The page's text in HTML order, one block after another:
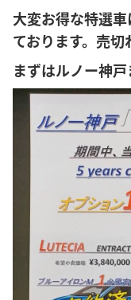
大変お得な特選
ております。売切
まずはルノー神